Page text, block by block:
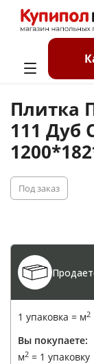
Каталог
Плитка ПВХ
1200*182*4,5/32
Плитка
111 Дуб
Под заказ
1 упаковка = м2
Вы покупаете:
м2 = 1 упаковку